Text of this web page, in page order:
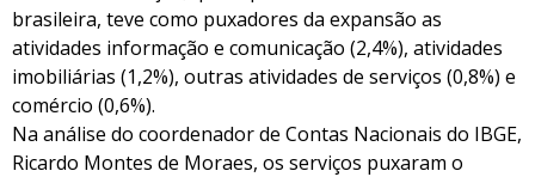
brasileira, teve como puxadores da expansão as
atividades informação e comunicação (2,4%), atividades
imobiliárias (1,2%), outras atividades de serviços (0,8%) e
comércio (0,6%).
Na análise do coordenador de Contas Nacionais do IBGE,
Ricardo Montes de Moraes, os serviços puxaram o